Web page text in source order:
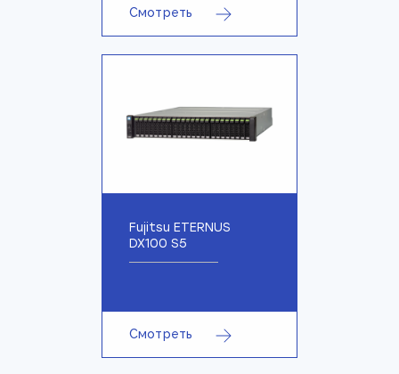
Смотреть
Fujitsu ETERNUS
DX100 S5
Смотреть